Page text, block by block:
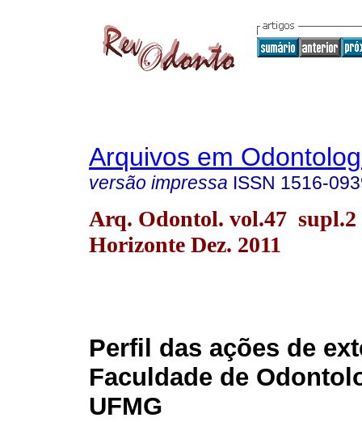
Arquivos em
versão impressa ISSN 1516-
Arq. Odontol. vol.47 supl.2
Horizonte Dez. 2011
Perfil das ações de
Faculdade de
UFMG